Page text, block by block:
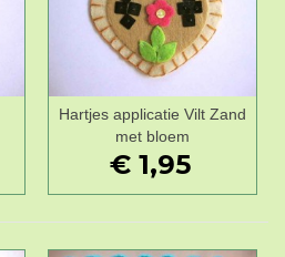
Hartjes applicatie Vilt Zand
met bloem
€ 1,95